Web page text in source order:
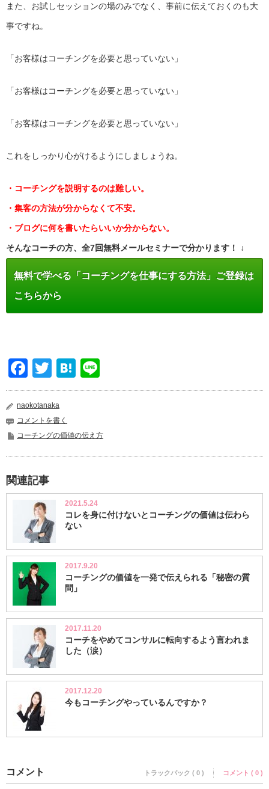
また、お試しセッションの場のみでなく、 事前に伝えておくのも大
事ですね。
「お客様はコーチングを必要と思っていない」
「お客様はコーチングを必要と思っていない」
「お客様はコーチングを必要と思っていない」
これをしっかり心がけるようにしましょうね。
・コーチングを説明するのは難しい。
・集客の方法が分からなくて不安。
・ブログに何を書いたらいいか分からない。
そんなコーチの方、全7回無料メールセミナーで分かります！ ↓
無料で学べる「コーチングを仕事にする方法」ご登録は
こちらから
Facebook
TwitterHatena
naokotanaka
コメントを書く
コーチングの価値の伝え方
関連記事
2021.5.24
コレを身に付けないとコーチングの価値は伝わら
ない
2017.9.20
コーチングの価値を一発で伝えられる「秘密の質
問」
2017.11.20
コーチをやめてコンサルに転向するよう言われま
した（涙）
2017.12.20
今もコーチングやっているんですか？
コメント トラックバック ( 0 ) コメント ( 0 )